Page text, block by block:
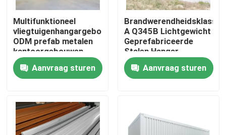
Producten
Over ons
Kwaliteitscontrole
Multifunktioneel
vliegtuigenhangargebouwen
ODM prefab metalen
kantoorgebouwen
Aanvraag sturen
Brandwerendheidsklasse
A Q345B Lichtgewicht
Geprefabriceerde
Stalen Hangar
Structurele Stalen
HangarAanvraag sturen